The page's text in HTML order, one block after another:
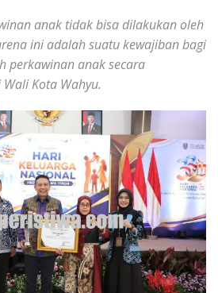
anak tidak bisa dilakukan oleh
ini adalah suatu kewajiban bagi
perkawinan anak secara
Kota Wahyu.